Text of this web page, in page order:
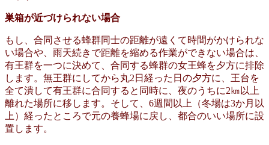
巣箱が近づけられない場合
もし、合同させる蜂群同士の距離が遠くて時間がかけられな
い場合や、雨天続きで距離を縮める作業ができない場合は、
有王群を一つに決めて、合同する蜂群の女王蜂を夕方に排除
します。無王群にしてから丸2日経った日の夕方に、王台を
全て潰して有王群に合同すると同時に、夜のうちに2㎞以上
離れた場所に移します。そして、6週間以上（冬場は3か月以
上）経ったところで元の養蜂場に戻し、都合のいい場所に設
置します。